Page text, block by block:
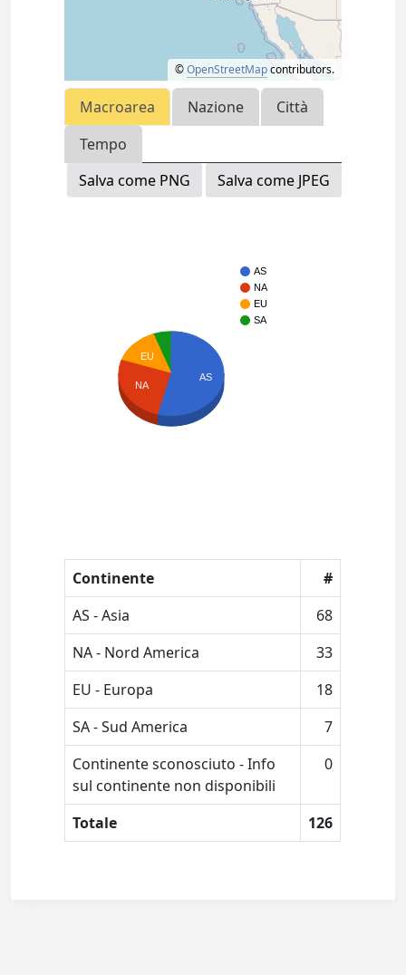
©OpenStreetMapcontributors.
Macroarea Nazione
Città
Tempo
Salva come PNG
Salva come JPEG
AS
NA
EU
SA
EU
NA
AS
Continente
#
AS - Asia
68
NA - Nord America
33
EU - Europa
18
SA - Sud America
7
Continente sconosciuto - Info
sul continente non disponibili
0
Totale 126